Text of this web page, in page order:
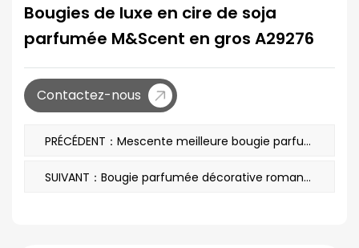
Bougies de luxe en cire de soja
parfumée M&Scent en gros A29276
Contactez-nous
PRÉCÉDENT：Mescente meilleure bougie parfumée de luxe sans fumée pour les fêtes avec bijou caché
SUIVANT：Bougie parfumée décorative romantique de mariage M&Scent avec couvercle en verre et dôme A29275